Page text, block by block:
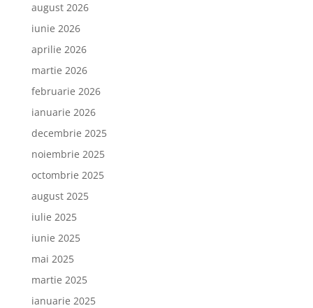
august 2026
iunie 2026
aprilie 2026
martie 2026
februarie 2026
ianuarie 2026
decembrie 2025
noiembrie 2025
octombrie 2025
august 2025
iulie 2025
iunie 2025
mai 2025
martie 2025
ianuarie 2025